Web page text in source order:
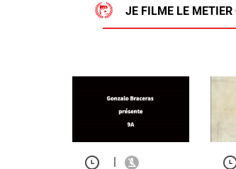
JE FILME LE